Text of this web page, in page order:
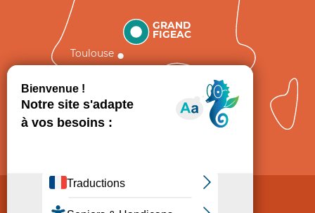
GRAND
FIGEAC
Toulouse
Politique de Protection des données